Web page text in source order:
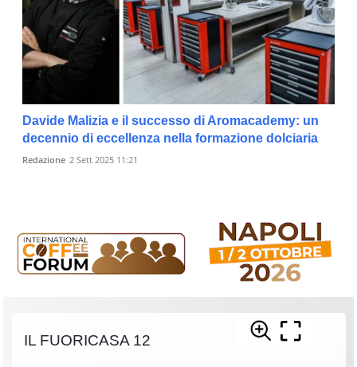
Davide Malizia e il successo di Aromacademy: un
decennio di eccellenza nella formazione dolciaria
Redazione 2 Sett 2025 11:21